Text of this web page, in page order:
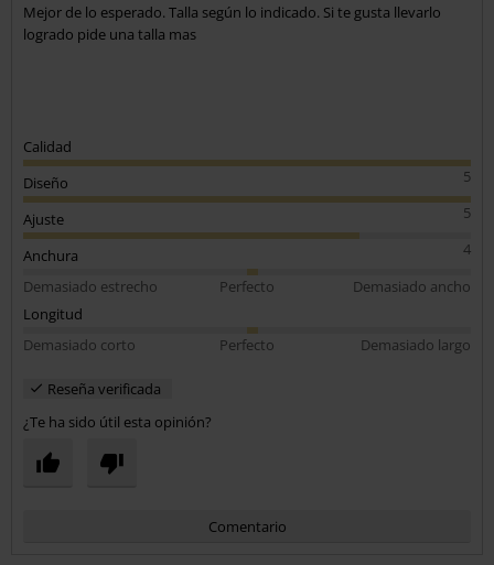
Mejor de lo esperado. Talla según lo indicado. Si te gusta llevarlo
logrado pide una talla mas
Calidad
5
Diseño
5
Ajuste
4
Anchura
Demasiado estrecho
Perfecto
Demasiado ancho
Longitud
Demasiado corto
Perfecto Demasiado largo
Reseña verificada
¿Te ha sido útil esta opinión?
Comentario